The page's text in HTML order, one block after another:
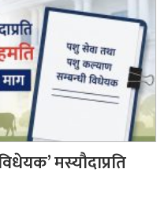
मस्यौदाप्रति